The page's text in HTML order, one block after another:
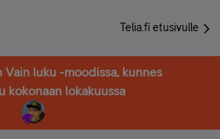
Telia.fi etusivulle
Vain luku -moodissa, kunnes
kokonaan lokakuussa